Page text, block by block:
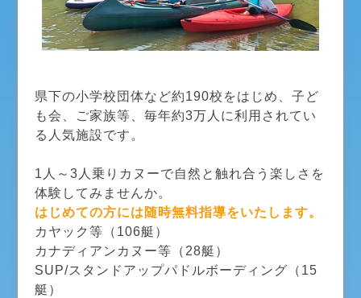
県下の小学校団体など約190校をはじめ、子ど
も会、ご家族等、毎年約3万人に利用されてい
る人気施設です。
1人～3人乗りカヌーで自然と触れ合う楽しさを
体験してみませんか。
はじめての方には随時無料指導をいたします。
カヤック等（106艇）
カナディアンカヌー等（28艇）
SUP/スタンドアップパドルボーディング（15
艇）